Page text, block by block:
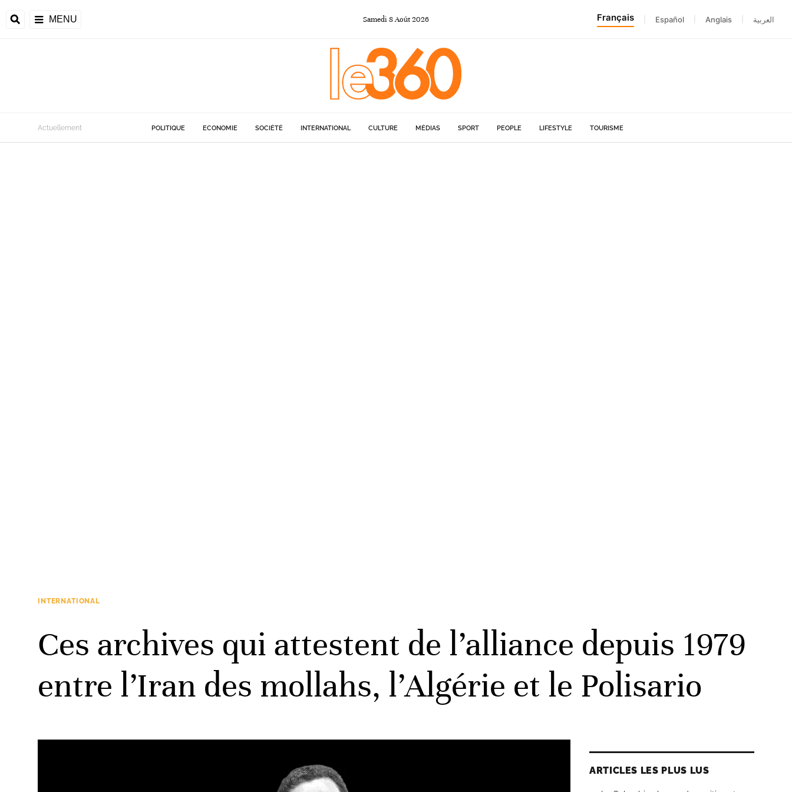
MENU Samedi 8Août2026 Français Español Anglais العربية
Actuellement POLITIQUE ECONOMIE SOCIÉTÉ INTERNATIONAL CULTURE MÉDIAS SPORT PEOPLE LIFESTYLE TOURISME
INTERNATIONAL
Ces archives qui attestent de l’alliance depuis 1979
entre l’Iran des mollahs, l’Algérie et le Polisario
ARTICLES LES PLUS LUS